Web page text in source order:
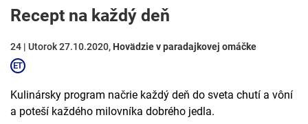
Recept na každý deň
24 | Utorok 27.10.2020, Hovädzie v paradajkovej omáčke
Kulinársky program načrie každý deň do sveta chutí a vôní
a poteší každého milovníka dobrého jedla.